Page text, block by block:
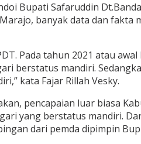
Bupati Safaruddin
banyak data dan
Pada tahun 2021 atau
berstatus mandiri.
kata Fajar Rillah Vesky.
pencapaian luar biasa
yang berstatus mandiri.
dari pemda dipimpin